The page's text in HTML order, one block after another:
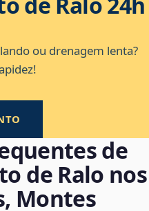
ou drenagem lenta?
de
de Ralo nos
Montes